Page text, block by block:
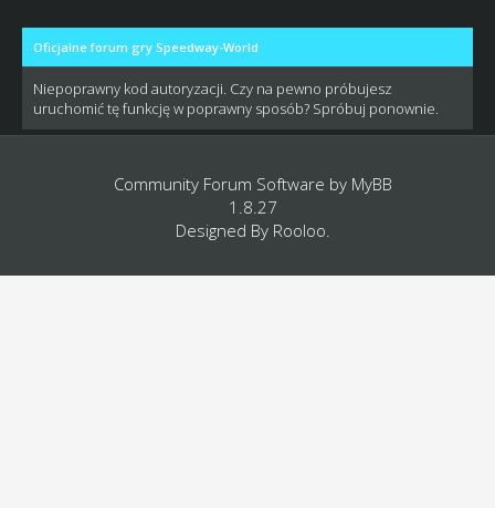
Oficjalne forum gry Speedway-World
Niepoprawny kod autoryzacji. Czy na pewno próbujesz
uruchomić tę funkcję w poprawny sposób? Spróbuj ponownie.
Community Forum Software by MyBB
1.8.27
Designed By Rooloo.